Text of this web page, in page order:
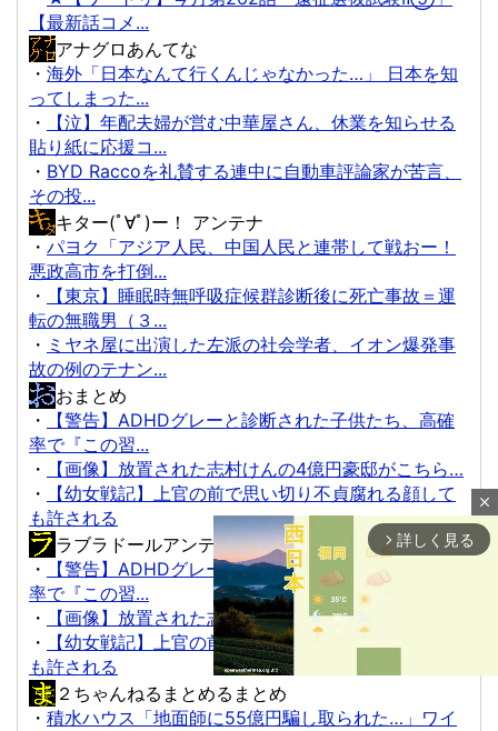
【最新話コメ...
アナグロあんてな
・ 海外「日本なんて行くんじゃなかった…」 日本を知
ってしまった...
・
【泣】年配夫婦が営む中華屋さん、休業を知らせる
貼り紙に応援コ...
・ BYD Raccoを礼賛する連中に自動車評論家が苦言、
その投...
キター(ﾟ∀ﾟ)ー！ アンテナ
・ パヨク「アジア人民、中国人民と連帯して戦おー！
悪政高市を打倒...
・
【東京】睡眠時無呼吸症候群診断後に死亡事故＝運
転の無職男（３...
・ ミヤネ屋に出演した左派の社会学者、イオン爆発事
故の例のテナン...
おまとめ
・
【警告】ADHDグレーと診断された子供たち、高確
率で『この習...
・
【画像】放置された志村けんの4億円豪邸がこちら…
・
【幼女戦記】上官の前で思い切り不貞腐れる顔して
も許される
ラブラドールアンテナ
・
【警告】ADHDグレーと診断された子供たち、高確
率で『この習...
・
【画像】放置された志村けんの4億円豪邸がこちら…
・
【幼女戦記】上官の前で思い切り不貞腐れる顔して
も許される
２ちゃんねるまとめるまとめ
・ 積水ハウス「地面師に55億円騙し取られた…」ワイ
close
arrow_forward_ios 詳しく見る